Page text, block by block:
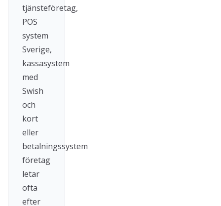
tjänsteföretag,
POS
system
Sverige,
kassasystem
med
Swish
och
kort
eller
betalningssystem
företag
letar
ofta
efter